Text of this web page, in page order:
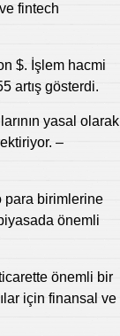
fintech
$. İşlem hacmi
artış gösterdi.
yasal olarak
–
para birimlerine
önemli
önemli bir
için finansal ve